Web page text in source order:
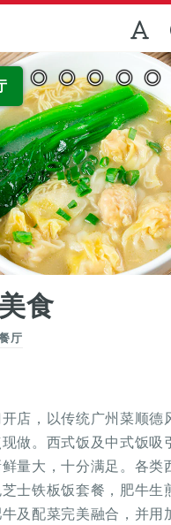
政府旅游局
食
厅
店，以传统广州菜顺德
做。西式饭及中式饭吸
量大，十分满足。各类
士铁板饭套餐，肥牛生
及配菜完美融合，并用